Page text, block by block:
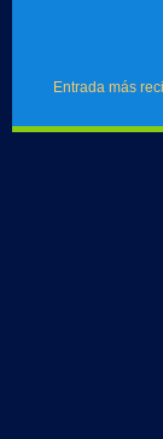
Entrada más